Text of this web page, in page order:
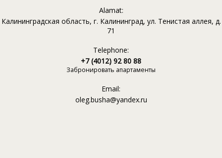
Alamat:
Калининградская область, г. Калининград, ул. Тенистая аллея, д.
71
Telephone:
+7 (4012) 92 80 88
Забронировать апартаменты
Email:
oleg.busha@yandex.ru